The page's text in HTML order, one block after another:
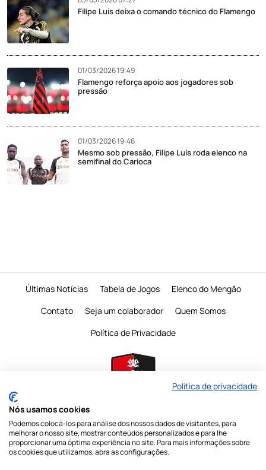
Filipe Luís deixa o comando técnico do Flamengo
01/03/2026 19:49
Flamengo reforça apoio aos jogadores sob
pressão
01/03/2026 19:46
Mesmo sob pressão, Filipe Luís roda elenco na
semifinal do Carioca
Últimas Notícias Tabela de Jogos
Elenco do Mengão
Contato
Seja um colaborador
Quem Somos
Política de Privacidade
É proibido a reprodução do conteudo desta página em qualquer meio de
comunicação,eletronico ou impresso, sem autorização escrita do Mengo
Mania
Política de privacidade
Nós usamos cookies
Podemos colocá-los para análise dos nossos dados de visitantes, para
melhorar o nosso site, mostrar conteúdos personalizados e para lhe
proporcionar uma óptima experiência no site. Para mais informações sobre
os cookies que utilizamos, abra as configurações.